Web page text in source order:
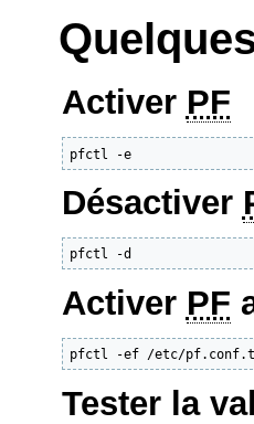
Activer PF
pfctl -e
Désactiver
pfctl -d
Activer PF
pfctl -ef /etc/
Tester la